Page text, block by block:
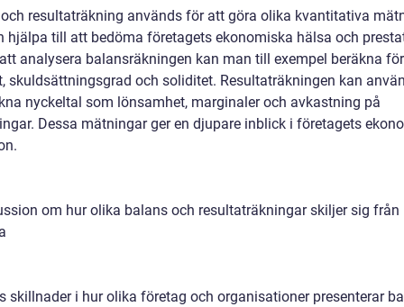
resultaträkning används för att göra olika kvantitativa
hjälpa till att bedöma företagets ekonomiska hälsa och
analysera balansräkningen kan man till exempel beräkna
skuldsättningsgrad och soliditet. Resultaträkningen kan
nyckeltal som lönsamhet, marginaler och avkastning på
Dessa mätningar ger en djupare inblick i företagets
om hur olika balans och resultaträkningar skiljer sig från
skillnader i hur olika företag och organisationer presenterar